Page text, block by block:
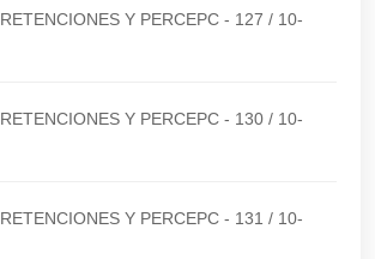
Y PERCEPC - 127 / 10-
Y PERCEPC - 130 / 10-
Y PERCEPC - 131 / 10-